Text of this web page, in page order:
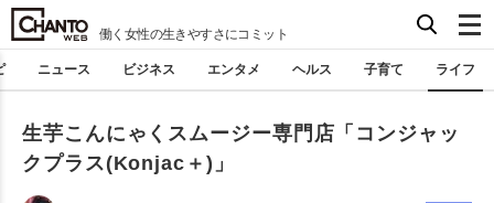
働く女性の生きやすさにコミット
ニュース ビジネス エンタメ ヘルス 子育て ライフ
生芋こんにゃくスムージー専門店「コンジャッ
クプラス(Konjac＋)」